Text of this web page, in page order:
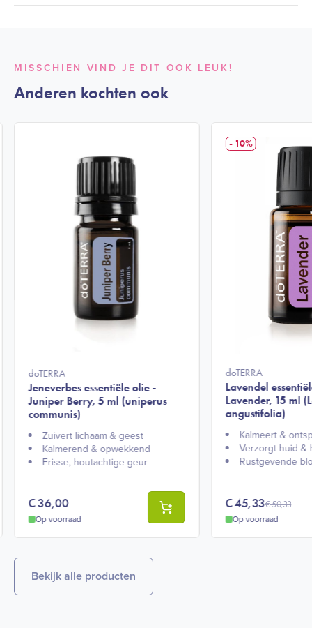
MISSCHIEN VIND JE DIT OOK LEUK!
Anderen kochten ook
doTERRA
Jeneverbes essentiële olie -
Juniper Berry, 5 ml (uniperus
communis)
Zuivert lichaam & geest​
Kalmerend & opwekkend​
Frisse, houtachtige geur​
€36,00
Op voorraad
- 10%
doTERRA
Lavendel
Lavender, 15 ml
angustifolia)
Kalmeert &
Verzorgt huid &
Rustgevende
€45,33€50,33
Op voorraad
Bekijk alle producten